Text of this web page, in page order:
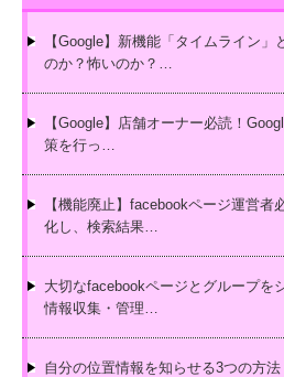
【Google】新機能「タイムライン
のか？怖いのか？…
【Google】店舗オーナー必読！
策を行っ…
【機能廃止】facebookページ運営
化し、検索結果…
大切なfacebookページとグループを
情報収集・管理…
自分の位置情報を知らせる3つの方法